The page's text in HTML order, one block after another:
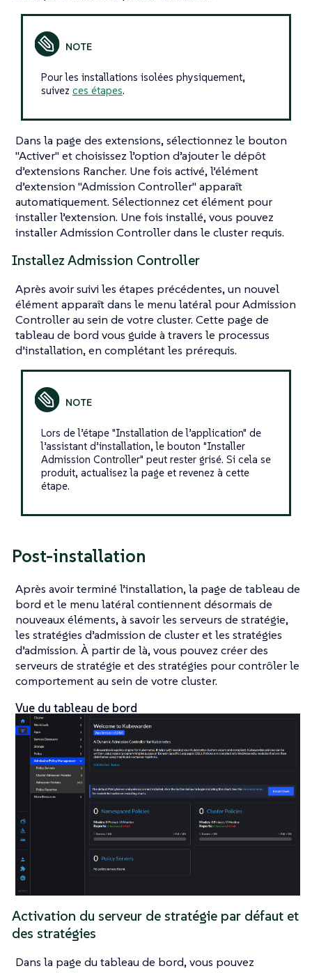
Pour les installations isolées physiquement,
suivez ces étapes.
Dans la page des extensions, sélectionnez le bouton
"Activer" et choisissez l’option d’ajouter le dépôt
d’extensions Rancher. Une fois activé, l’élément
d’extension "Admission Controller" apparaît
automatiquement. Sélectionnez cet élément pour
installer l’extension. Une fois installé, vous pouvez
installer Admission Controller dans le cluster requis.
Installez Admission Controller
Après avoir suivi les étapes précédentes, un nouvel
élément apparaît dans le menu latéral pour Admission
Controller au sein de votre cluster. Cette page de
tableau de bord vous guide à travers le processus
d’installation, en complétant les prérequis.
Lors de l’étape "Installation de l’application" de
l’assistant d’installation, le bouton "Installer
Admission Controller" peut rester grisé. Si cela se
produit, actualisez la page et revenez à cette
étape.
Post-installation
Après avoir terminé l’installation, la page de tableau de
bord et le menu latéral contiennent désormais de
nouveaux éléments, à savoir les serveurs de stratégie,
les stratégies d’admission de cluster et les stratégies
d’admission. À partir de là, vous pouvez créer des
serveurs de stratégie et des stratégies pour contrôler le
comportement au sein de votre cluster.
Vue du tableau de bord
Activation du serveur de stratégie par défaut et
des stratégies
Dans la page du tableau de bord, vous pouvez